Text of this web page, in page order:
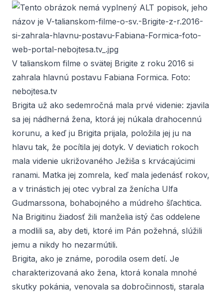
V talianskom filme o svätej Brigite z roku 2016 si
zahrala hlavnú postavu Fabiana Formica. Foto:
nebojtesa.tv
Brigita už ako sedemročná mala prvé videnie: zjavila
sa jej nádherná žena, ktorá jej núkala drahocennú
korunu, a keď ju Brigita prijala, položila jej ju na
hlavu tak, že pocítila jej dotyk. V deviatich rokoch
mala videnie ukrižovaného Ježiša s krvácajúcimi
ranami. Matka jej zomrela, keď mala jedenásť rokov,
a v trinástich jej otec vybral za ženícha Ulfa
Gudmarssona, bohabojného a múdreho šľachtica.
Na Brigitinu žiadosť žili manželia istý čas oddelene
a modlili sa, aby deti, ktoré im Pán požehná, slúžili
jemu a nikdy ho nezarmútili.
Brigita, ako je známe, porodila osem detí. Je
charakterizovaná ako žena, ktorá konala mnohé
skutky pokánia, venovala sa dobročinnosti, starala